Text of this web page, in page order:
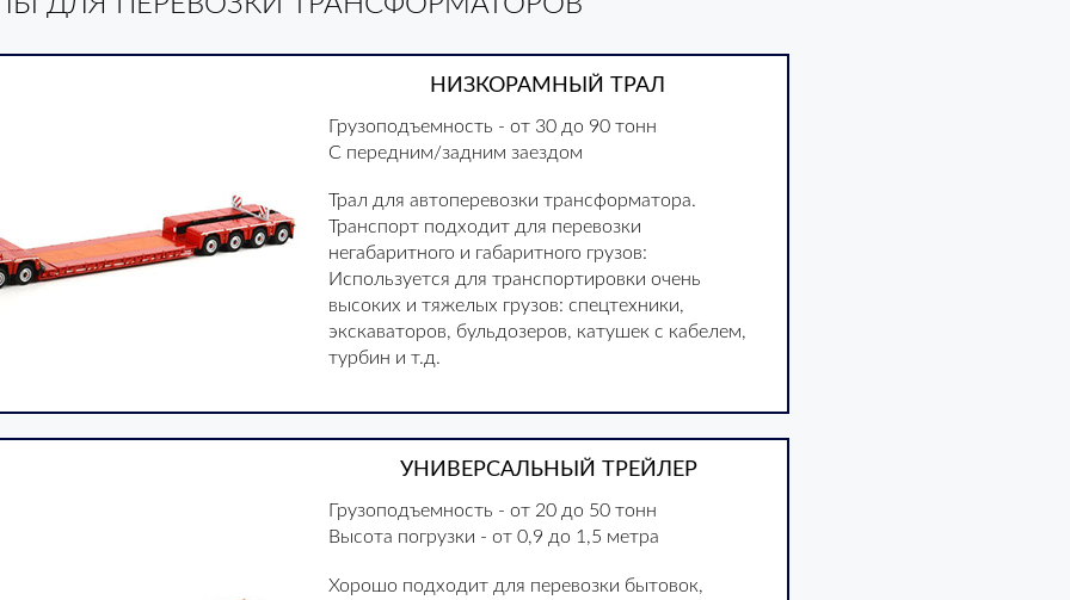
НИЗКОРАМНЫЙ ТРАЛ
Грузоподъемность - от 30 до 90 тонн
С передним/задним заездом
Трал для автоперевозки трансформатора.
Транспорт подходит для перевозки
негабаритного и габаритного грузов:
Используется для транспортировки очень
высоких и тяжелых грузов: спецтехники,
экскаваторов, бульдозеров, катушек с кабелем,
турбин и т.д.
УНИВЕРСАЛЬНЫЙ ТРЕЙЛЕР
Грузоподъемность - от 20 до 50 тонн
Высота погрузки - от 0,9 до 1,5 метра
Хорошо подходит для перевозки бытовок,